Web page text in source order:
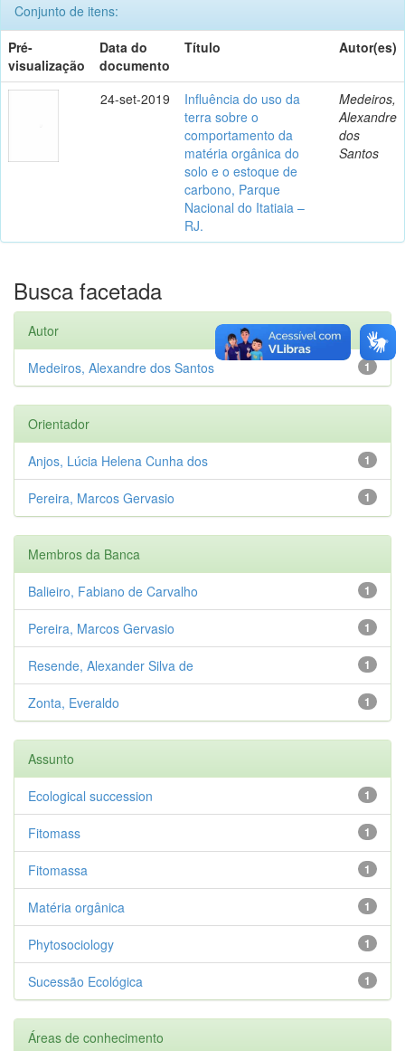
Conjunto de itens:
Pré-
visualização
Data do
documento
Título Autor(es)
24-set-2019
Influência do uso da
terra sobre o
comportamento da
matéria orgânica do
solo e o estoque de
carbono, Parque
Nacional do Itatiaia –
RJ.
Medeiros,
Alexandre
dos
Santos
Busca facetada
Autor
1
Medeiros, Alexandre dos Santos
Orientador
1
Anjos, Lúcia Helena Cunha dos
1
Pereira, Marcos Gervasio
Membros da Banca
1
Balieiro, Fabiano de Carvalho
1
Pereira, Marcos Gervasio
1
Resende, Alexander Silva de
1
Zonta, Everaldo
Assunto
1
Ecological succession
1
Fitomass
1
Fitomassa
1
Matéria orgânica
1
Phytosociology
1
Sucessão Ecológica
Áreas de conhecimento